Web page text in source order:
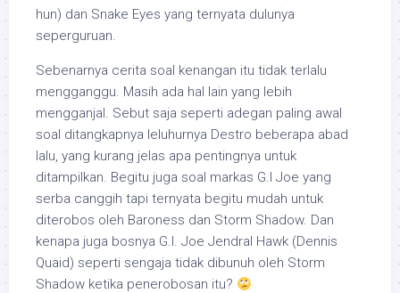
hun) dan Snake Eyes yang ternyata dulunya
seperguruan.
Sebenarnya cerita soal kenangan itu tidak terlalu
mengganggu. Masih ada hal lain yang lebih
mengganjal. Sebut saja seperti adegan paling awal
soal ditangkapnya leluhurnya Destro beberapa abad
lalu, yang kurang jelas apa pentingnya untuk
ditampilkan. Begitu juga soal markas G.I Joe yang
serba canggih tapi ternyata begitu mudah untuk
diterobos oleh Baroness dan Storm Shadow. Dan
kenapa juga bosnya G.I. Joe Jendral Hawk (Dennis
Quaid) seperti sengaja tidak dibunuh oleh Storm
Shadow ketika penerobosan itu?